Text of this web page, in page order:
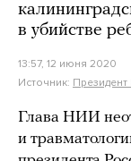
в убийстве
13:57, 12 июня 2020
Источник: Президент
Глава НИИ
и